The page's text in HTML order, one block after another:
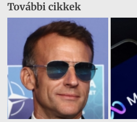
További cikkek